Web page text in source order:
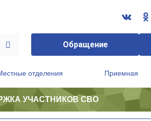
Обращение
отделения Приемная
УЧАСТНИКОВ СВО